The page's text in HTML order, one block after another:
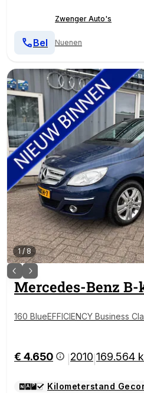
Zwenger Auto's
Nuenen
Bel
1/8
Mercedes-Benz B-
160 BlueEFFICIENCY Business
€ 4.650 2010 169.564
Kilometerstand